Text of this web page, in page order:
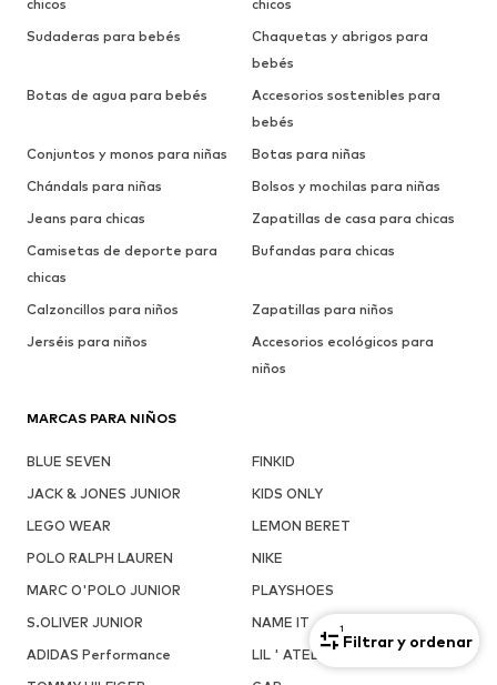
1
Filtrar y ordenar
chicos
chicos
Sudaderas para bebés
Chaquetas y abrigos para
bebés
Botas de agua para bebés
Accesorios sostenibles para
bebés
Conjuntos y monos para niñas
Botas para niñas
Chándals para niñas
Bolsos y mochilas para niñas
Jeans para chicas
Zapatillas de casa para chicas
Camisetas de deporte para
chicas
Bufandas para chicas
Calzoncillos para niños
Zapatillas para niños
Jerséis para niños
Accesorios ecológicos para
niños
MARCAS PARA NIÑOS
BLUE SEVEN
FINKID
JACK & JONES JUNIOR
KIDS ONLY
LEGO WEAR
LEMON BERET
POLO RALPH LAUREN
NIKE
MARC O'POLO JUNIOR
PLAYSHOES
S.OLIVER JUNIOR
NAME IT
ADIDAS Performance
LIL ' ATELIER KIDS